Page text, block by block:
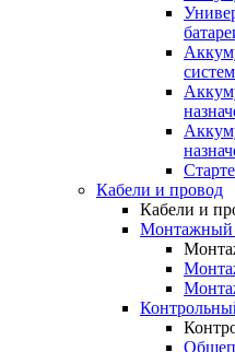
систем
Кабели и провод
Кабели и
Монтажный